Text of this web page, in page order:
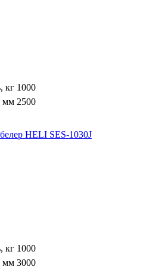
кг 1000
мм 2500
HELI SES-1030J
кг 1000
мм 3000